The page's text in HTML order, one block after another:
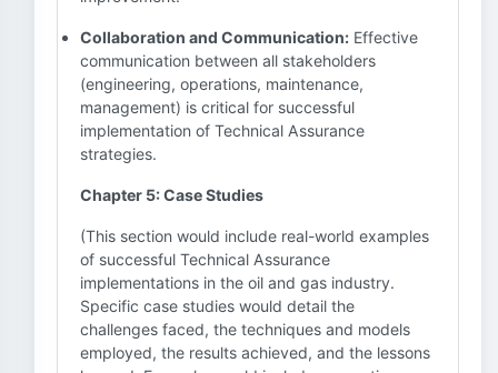
Collaboration and Communication: Effective
communication between all stakeholders
(engineering, operations, maintenance,
management) is critical for successful
implementation of Technical Assurance
strategies.
Chapter 5: Case Studies
(This section would include real-world examples
of successful Technical Assurance
implementations in the oil and gas industry.
Specific case studies would detail the
challenges faced, the techniques and models
employed, the results achieved, and the lessons